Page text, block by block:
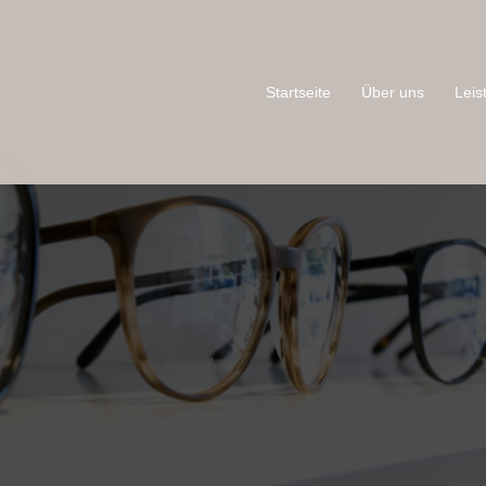
Startseite
Über uns